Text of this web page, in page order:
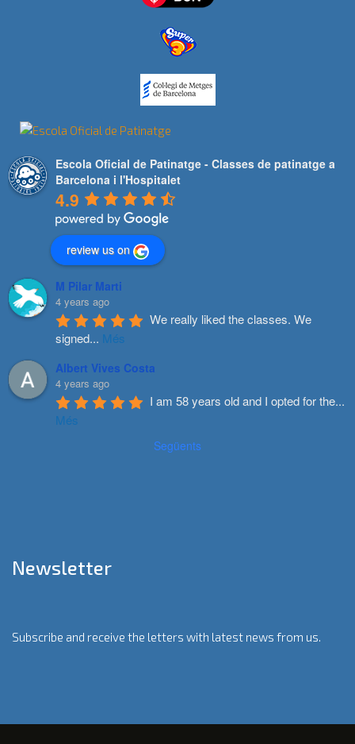
Escola Oficial de Patinatge - Classes de patinatge a
Barcelona i l'Hospitalet
4.9
review us on
M Pilar Marti
4 years ago
We really liked the classes. We
signed... Més
Albert Vives Costa
4 years ago
I am 58 years old and I opted for the...
Més
Següents
Newsletter
Subscribe and receive the letters with latest news from us.